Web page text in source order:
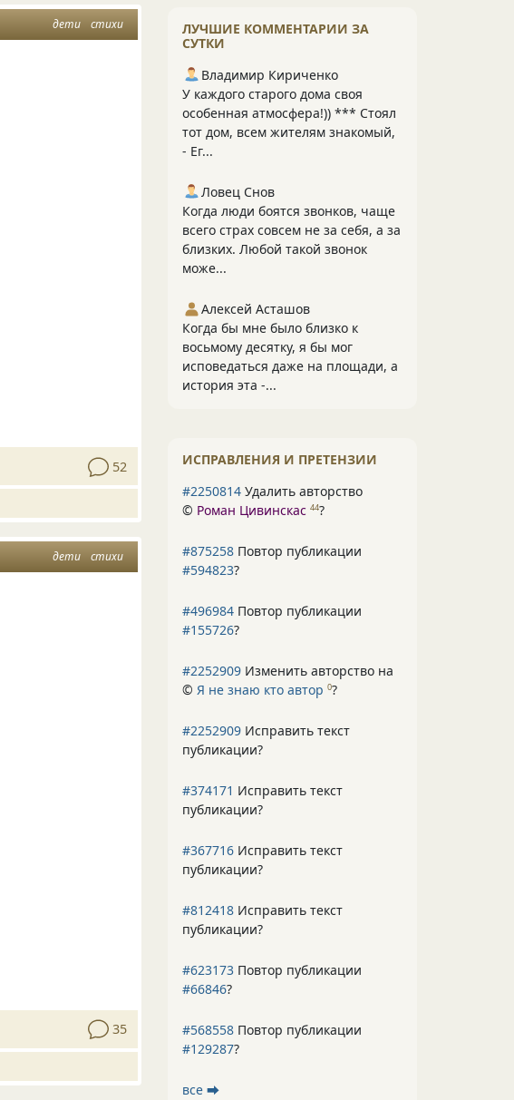
дети стихи
52
дети стихи
35
ЛУЧШИЕ КОММЕНТАРИИ ЗА
СУТКИ
Владимир Кириченко
У каждого старого дома своя
особенная атмосфера!)) *** Стоял
тот дом, всем жителям знакомый,
- Ег...
Ловец Снов
Когда люди боятся звонков, чаще
всего страх совсем не за себя, а за
близких. Любой такой звонок
може...
Алексей Асташов
Когда бы мне было близко к
восьмому десятку, я бы мог
исповедаться даже на площади, а
история эта -...
ИСПРАВЛЕНИЯ И ПРЕТЕНЗИИ
#2250814 Удалить авторство
© Роман Цивинскас 44?
#875258 Повтор публикации
#594823?
#496984 Повтор публикации
#155726?
#2252909 Изменить авторство на
© Я не знаю кто автор 0?
#2252909 Исправить текст
публикации?
#374171 Исправить текст
публикации?
#367716 Исправить текст
публикации?
#812418 Исправить текст
публикации?
#623173 Повтор публикации
#66846?
#568558 Повтор публикации
#129287?
все ⮕